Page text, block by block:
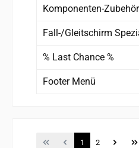
Komponenten-
Fall-/Gleitschirm
% Last Chance %
Footer Menü
Seite
1 Seite
2